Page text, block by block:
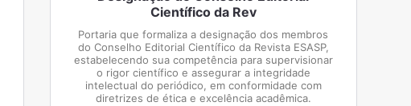
Científico da Rev
Portaria que formaliza a designação dos membros
do Conselho Editorial Científico da Revista ESASP,
estabelecendo sua competência para supervisionar
o rigor científico e assegurar a integridade
intelectual do periódico, em conformidade com
diretrizes de ética e excelência acadêmica.